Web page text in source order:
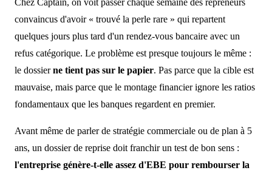
Chez Captain, on voit passer chaque semaine des repreneurs
convaincus d'avoir « trouvé la perle rare » qui repartent
quelques jours plus tard d'un rendez-vous bancaire avec un
refus catégorique. Le problème est presque toujours le même :
le dossierne tient pas sur le papier. Pas parce que la cible est
mauvaise, mais parce que le montage financier ignore les ratios
fondamentaux que les banques regardent en premier.
Avant même de parler de stratégie commerciale ou de plan à 5
ans, un dossier de reprise doit franchir un test de bon sens :
l'entreprise génère-t-elle assez d'EBE pour rembourser la